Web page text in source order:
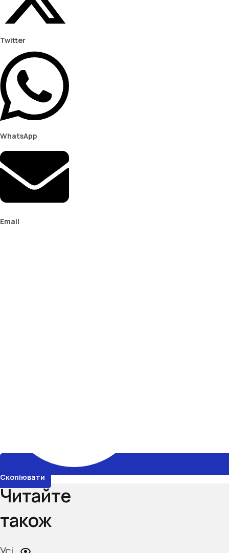
Twitter
WhatsApp
Email
Скопіювати
Читайте
також